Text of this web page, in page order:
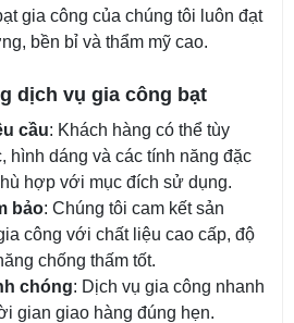
gia công của chúng tôi luôn đạt
bền bỉ và thẩm mỹ cao.
dịch vụ gia công bạt
cầu: Khách hàng có thể tùy
hình dáng và các tính năng đặc
hợp với mục đích sử dụng.
bảo: Chúng tôi cam kết sản
công với chất liệu cao cấp, độ
chống thấm tốt.
chóng: Dịch vụ gia công nhanh
gian giao hàng đúng hẹn.